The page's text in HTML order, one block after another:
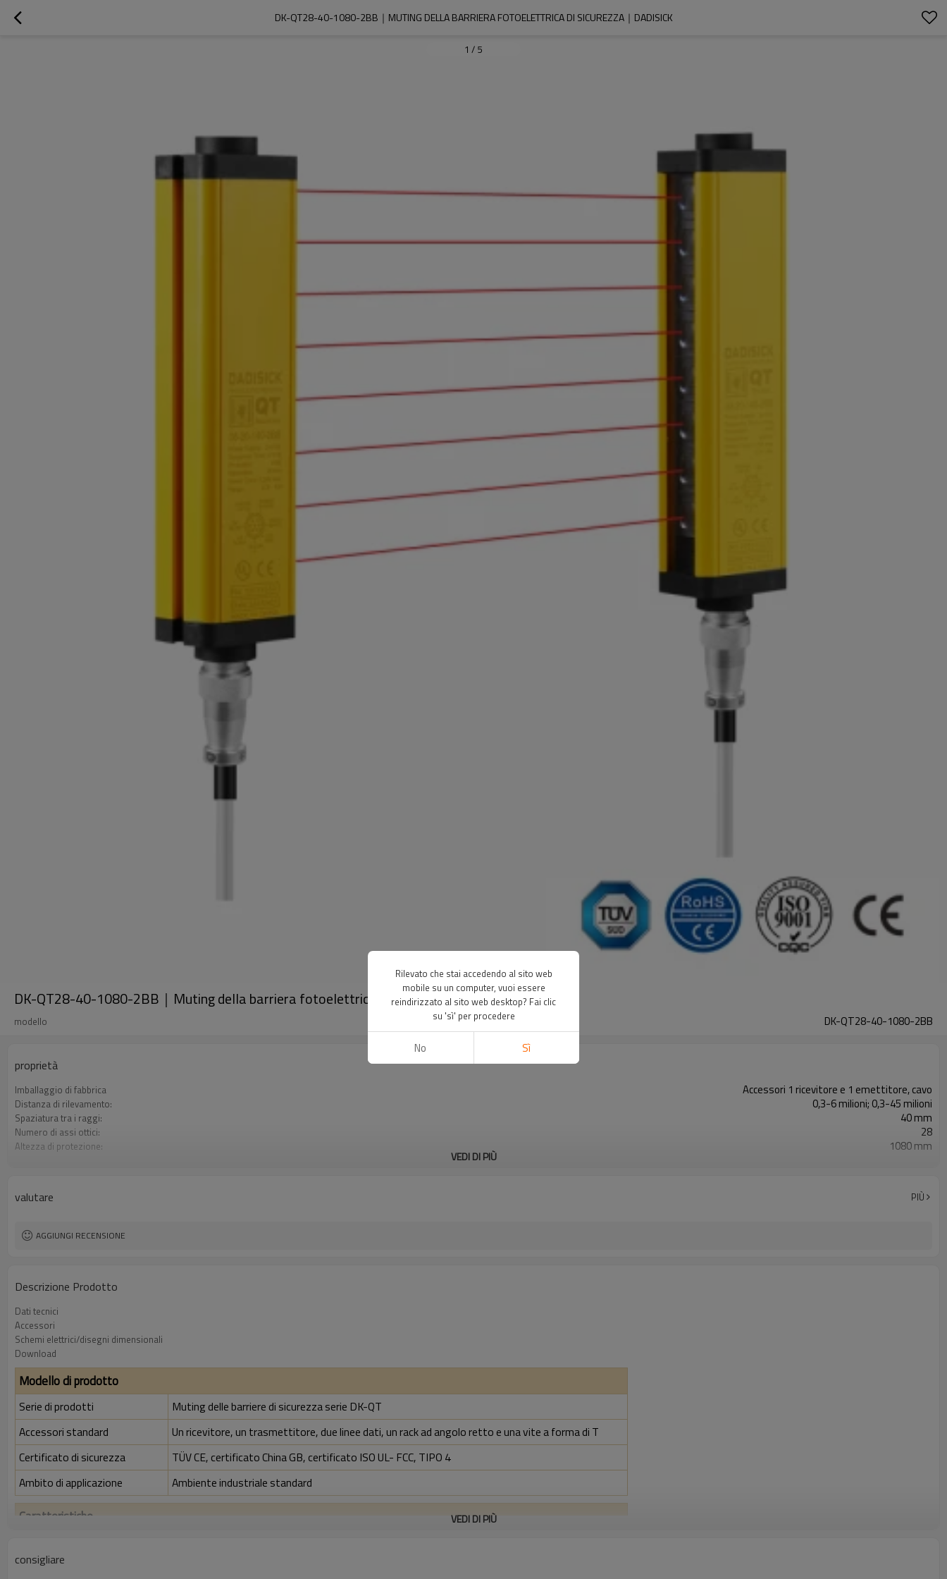
DK-QT28-40-1080-2BB｜MUTING DELLA BARRIERA FOTOELETTRICA DI SICUREZZA｜DADISICK
1 / 5
DK-QT28-40-1080-2BB｜Muting della barriera fotoelettrica di sicurezza｜DADISICK
modello DK-QT28-40-1080-2BB
proprietà
Imballaggio di fabbrica Accessori 1 ricevitore e 1 emettitore, cavo
Distanza di rilevamento: 0,3-6 milioni; 0,3-45 milioni
Spaziatura tra i raggi: 40 mm
Numero di assi ottici: 28
Altezza di protezione: 1080 mm
con accessori di montaggio
Certificazione: TUV, UL, CE, RoSH, GB
VEDI DI PIÙ
valutare PIÙ
AGGIUNGI RECENSIONE
Descrizione Prodotto
Dati tecnici
Accessori
Schemi elettrici/disegni dimensionali
Download
Modello di prodotto
Serie di prodotti
Muting delle barriere di sicurezza serie DK-QT
Accessori standard
Un ricevitore, un trasmettitore, due linee dati, un rack ad angolo retto e una vite a forma di T
Certificato di sicurezza
TÜV CE, certificato China GB, certificato ISO UL- FCC, TIPO 4
Ambito di applicazione
Ambiente industriale standard
Caratteristiche
Controlla la precisione
VEDI DI PIÙ
consigliare
Rilevato che stai accedendo al sito web
mobile su un computer, vuoi essere
reindirizzato al sito web desktop? Fai clic
su 'sì' per procedere
No Sì